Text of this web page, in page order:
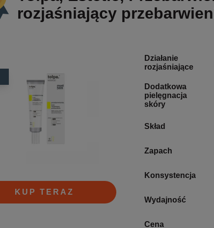
rozjaśniający
KUP TERAZ
Działanie
rozjaśniające
Dodatkowa
pielęgnacja
skóry
Skład
Zapach
Konsystencja
Wydajność
Cena